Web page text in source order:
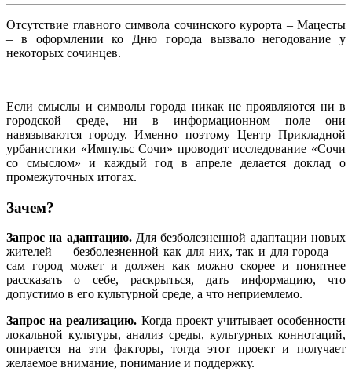
Отсутствие главного символа сочинского курорта – Мацесты
– в оформлении ко Дню города вызвало негодование у
некоторых сочинцев.
Если смыслы и символы города никак не проявляются ни в
городской среде, ни в информационном поле они
навязываются городу. Именно поэтому Центр Прикладной
урбанистики «Импульс Сочи» проводит исследование «Сочи
со смыслом» и каждый год в апреле делается доклад о
промежуточных итогах.
Зачем?
Запрос на адаптацию. Для безболезненной адаптации новых
жителей — безболезненной как для них, так и для города —
сам город может и должен как можно скорее и понятнее
рассказать о себе, раскрыться, дать информацию, что
допустимо в его культурной среде, а что неприемлемо.
Запрос на реализацию. Когда проект учитывает особенности
локальной культуры, анализ среды, культурных коннотаций,
опирается на эти факторы, тогда этот проект и получает
желаемое внимание, понимание и поддержку.